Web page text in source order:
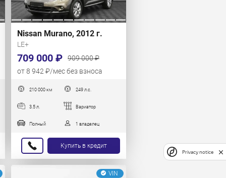
Nissan Murano, 2012 г.
LE+
709 000 ₽
909 000 ₽
от 8 942 ₽/мес без взноса
210 000 км 249 л.с.
3.5 л. Вариатор
Полный 1 владелец
Купить в кредит
VIN
Privacy notice